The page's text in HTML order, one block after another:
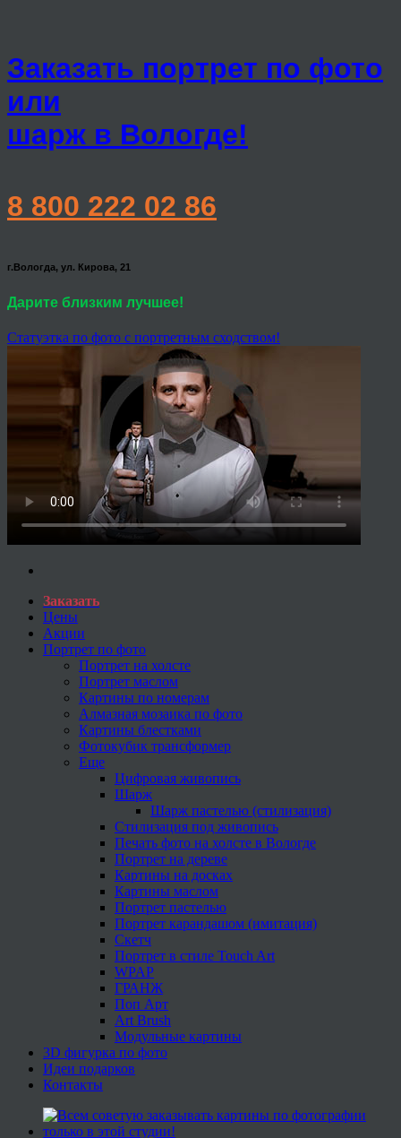
Заказать портрет по фото
или
шарж в Вологде!
8 800 222 02 86
г.Вологда, ул. Кирова, 21
Дарите близким лучшее!
Статуэтка по фото с портретным сходством!
Заказать
Цены
Акции
Портрет по фото
Портрет на холсте
Портрет маслом
Картины по номерам
Алмазная мозаика по фото
Картины блестками
Фотокубик трансформер
Еще
Цифровая живопись
Шарж
Шарж пастелью (стилизация)
Стилизация под живопись
Печать фото на холсте в Вологде
Портрет на дереве
Картины на досках
Картины маслом
Портрет пастелью
Портрет карандашом (имитация)
Скетч
Портрет в стиле Touch Art
WPAP
ГРАНЖ
Поп Арт
Art Brush
Модульные картины
3D фигурка по фото
Идеи подарков
Контакты